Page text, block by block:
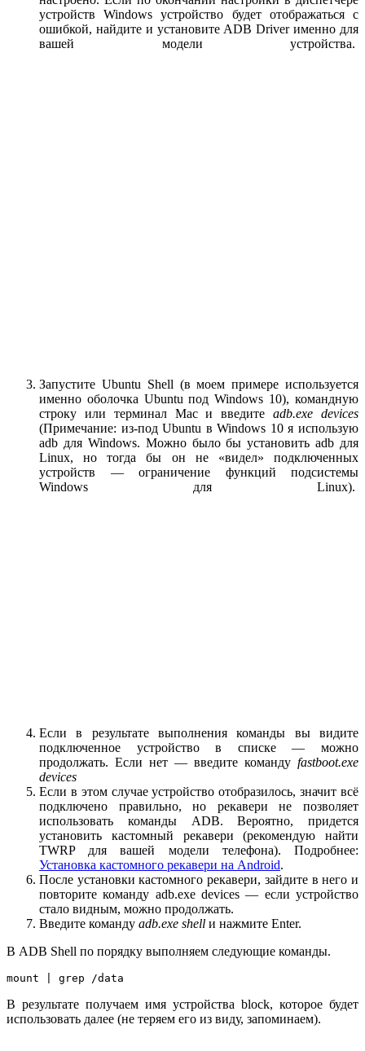
устройств Windows устройство будет отображаться с
ошибкой, найдите и установите ADB Driver именно для
вашей модели устройства.
Запустите Ubuntu Shell (в моем примере используется
именно оболочка Ubuntu под Windows 10), командную
строку или терминал Mac и введитеadb.exe devices
(Примечание: из-под Ubuntu в Windows 10 я использую
adb для Windows. Можно было бы установить adb для
Linux, но тогда бы он не «видел» подключенных
устройств — ограничение функций подсистемы
Windows для Linux).
Если в результате выполнения команды вы видите
подключенное устройство в списке — можно
продолжать. Если нет — введите команду fastboot.exe
devices
Если в этом случае устройство отобразилось, значит всё
подключено правильно, но рекавери не позволяет
использовать команды ADB. Вероятно, придется
установить кастомный рекавери (рекомендую найти
TWRP для вашей модели телефона). Подробнее:
Установка кастомного рекавери на Android.
После установки кастомного рекавери, зайдите в него и
повторите команду adb.exe devices — если устройство
стало видным, можно продолжать.
Введите команду adb.exe shell и нажмите Enter.
В ADB Shell по порядку выполняем следующие команды.
mount | grep /data
В результате получаем имя устройства block, которое будет
использовать далее (не теряем его из виду, запоминаем).